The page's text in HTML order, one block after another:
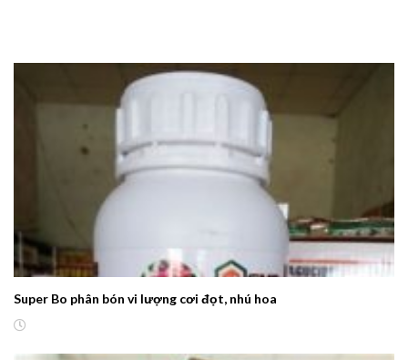
Super Bo phân bón vi lượng cơi đọt, nhú hoa